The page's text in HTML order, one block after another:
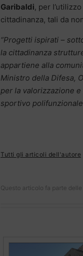
Garibaldi, per
cittadinanza, tali da
“Progetti ispirati –
la cittadinanza
appartiene alla
Ministro della Difesa,
per la valorizzazione e
sportivo polifunzionale
Tutti gli articoli dell'autore
Questo articolo fa parte